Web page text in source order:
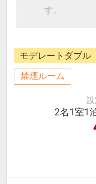
す。
阪の主要エ
クセス可能
＜お部屋
ブル 13
正ベッド
※1ベッド
モデレートダブル
禁煙ルーム
設
2名1室1